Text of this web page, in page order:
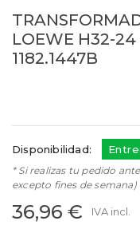
LOEWE H32-
1182.1447B
Disponibilidad:
* Si realizas tu pedido
excepto fines de semana)
36,96 € IVA incl.